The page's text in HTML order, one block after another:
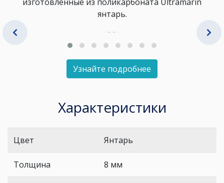
янтарь.
Узнайте подробнее
Характеристики
Цвет Янтарь
Толщина 8 мм